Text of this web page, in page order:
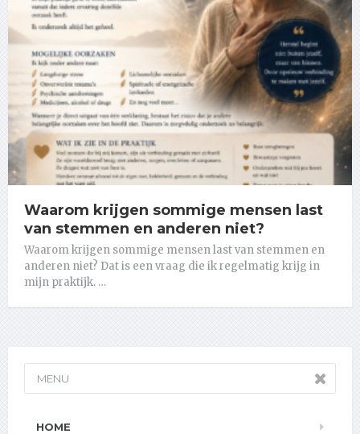
Waarom krijgen sommige mensen last
van stemmen en anderen niet?
Waarom krijgen sommige mensen last van stemmen en
anderen niet? Dat is een vraag die ik regelmatig krijg in
mijn praktijk. …
MENU
HOME